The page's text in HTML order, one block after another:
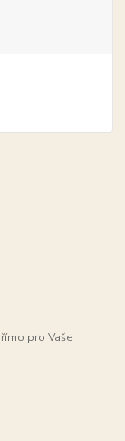
pro Vaše